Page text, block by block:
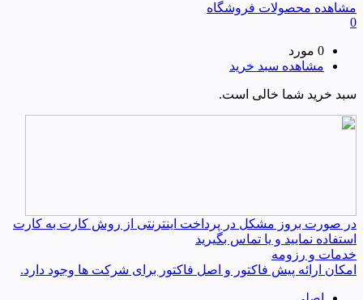
مشاهده محصولات فروشگاه
0
0 مورد
مشاهده سبد خرید
سبد خرید شما خالی است.
در صورت بروز مشکل در پرداخت اینترنتی از روش کارت به کارت
استفاده نمایید و یا تماس بگیرید
خدمات و رزومه
امکان ارائه پیش فاکتور و اصل فاکتور برای شرکت ها وجود دارد.